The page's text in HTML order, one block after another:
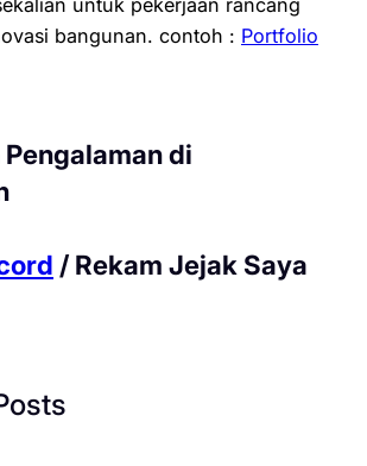
bangunan. contoh : Portfolio
di
/ Rekam Jejak Saya